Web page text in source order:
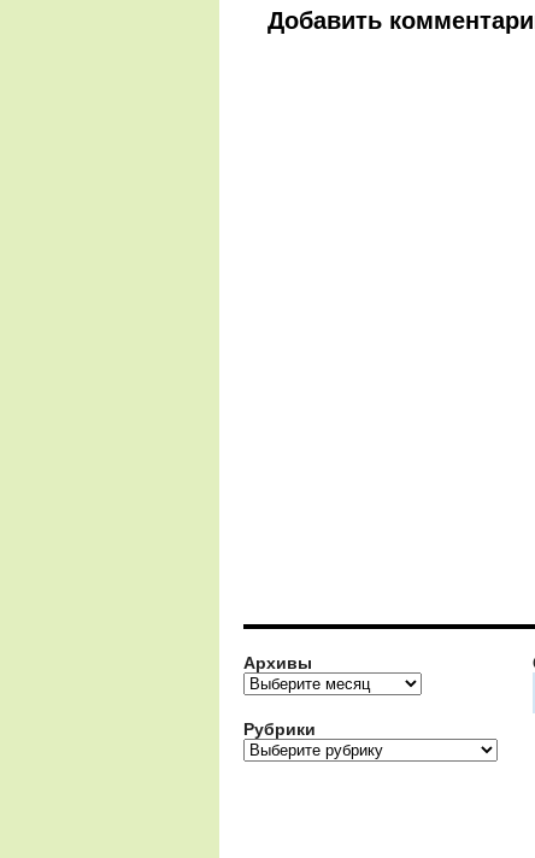
Добавить
Архивы
Архивы
Рубрики
Рубрики